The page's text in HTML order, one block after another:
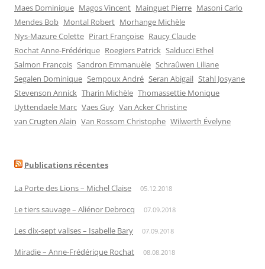
Maes Dominique Magos Vincent Mainguet Pierre Masoni Carlo
Mendes Bob Montal Robert Morhange Michèle
Nys-Mazure Colette Pirart Françoise Raucy Claude
Rochat Anne-Frédérique Roegiers Patrick Salducci Ethel
Salmon François Sandron Emmanuèle Schraûwen Liliane
Segalen Dominique Sempoux André Seran Abigail Stahl Josyane
Stevenson Annick Tharin Michèle Thomassettie Monique
Uyttendaele Marc Vaes Guy Van Acker Christine
van Crugten Alain Van Rossom Christophe Wilwerth Évelyne
Publications récentes
La Porte des Lions – Michel Claise 05.12.2018
Le tiers sauvage – Aliénor Debrocq 07.09.2018
Les dix-sept valises – Isabelle Bary 07.09.2018
Miradie – Anne-Frédérique Rochat 08.08.2018